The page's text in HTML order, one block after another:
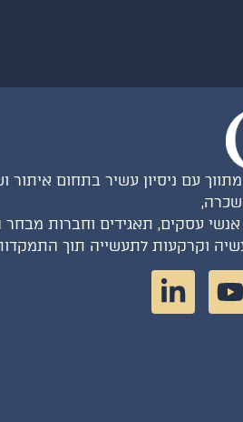
מתווך עם ניסיון עשיר בתחום איתור
עסקים, תאגידים וחברות מבחר
וקרקעות לתעשייה תוך התמקדות